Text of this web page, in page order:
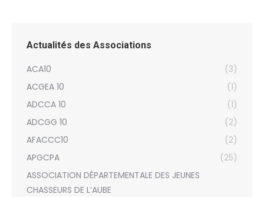
Actualités des Associations
ACA10
(3)
ACGEA 10
(1)
ADCCA 10
(1)
ADCGG 10
(2)
AFACCC10
(2)
APGCPA
(25)
ASSOCIATION DÉPARTEMENTALE DES JEUNES
CHASSEURS DE L’AUBE